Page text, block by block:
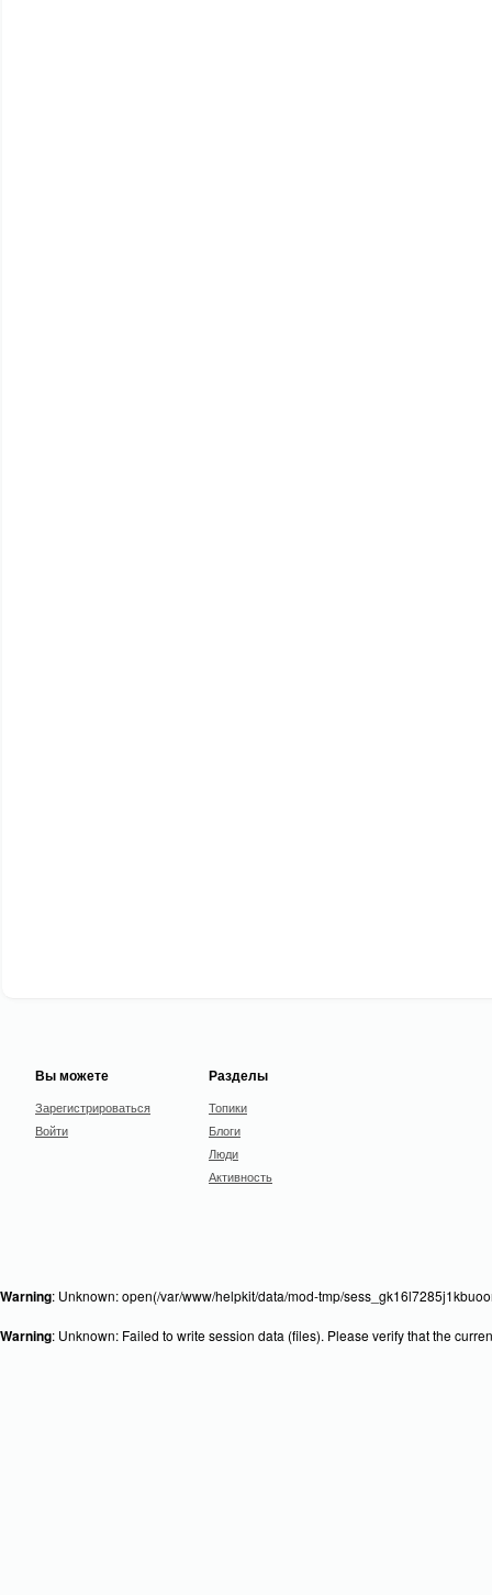
Вы можете
Зарегистрироваться
Войти
Разделы
Топики
Блоги
Люди
Активность
Warning: Unknown: open(/var/www/helpkit/data/mod-tmp/
Warning: Unknown: Failed to write session data (files). Please verify that the